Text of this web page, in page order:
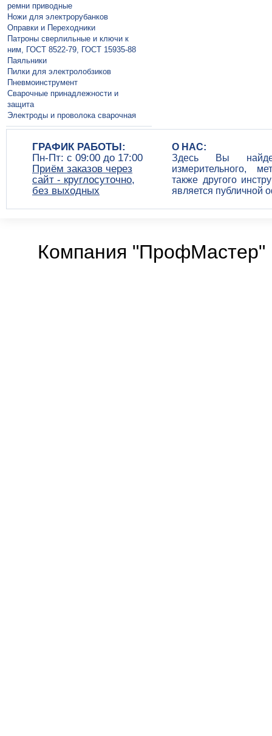
ремни приводные
Ножи для электрорубанков
Оправки и Переходники
Патроны сверлильные и ключи к
ним, ГОСТ 8522-79, ГОСТ 15935-88
Паяльники
Пилки для электролобзиков
Пневмоинструмент
Сварочные принадлежности и
защита
Электроды и проволока сварочная
ГРАФИК РАБОТЫ:
Пн-Пт: c 09:00 до 17:00
Приём заказов через
сайт - круглосуточно,
без выходных
О НАС:
Здесь Вы
измерительного,
также другого
является публичной
Компания "ПрофМастер"